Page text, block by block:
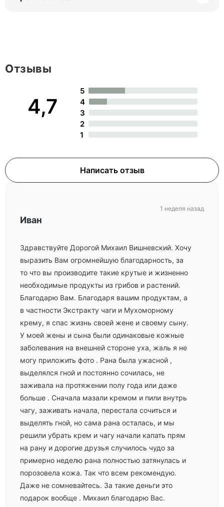
4,7
5
4
3
2
1
Написать отзыв
Отзывы
Иван
Здравствуйте Дорогой Михаил Вишневский. Хочу
выразить Вам огромнейшую благодарность, за
то что вы производите такие крутые и жизненно
необходимые продукты из грибов и растений.
Благодарю Вам. Благодаря вашим продуктам, а
в частности Экстракту чаги и Мухоморному
крему, я спас жизнь своей жене и своему сыну.
У моей жены и сына были одинаковые кожные
заболевания на внешней стороне уха, жаль я не
могу приложить фото . Рана была ужасной ,
выделялся гной и постоянно сочилась, не
заживала на протяжении полу года или даже
больше . Сначала мазали кремом и пили внутрь
чагу, заживать начала, перестала сочиться и
выделять гной, но сама рана осталась, и мы
решили убрать крем и чагу начали капать прям
на рану и дорогие друзья случилось чудо за
примерно неделю рана полностью затянулась и
порозовела кожа. Так что всем рекомендую.
Даже не сомневайтесь. За такие деньги это
подарок вообще . Михаил благодарю Вас.
1 неделя назад